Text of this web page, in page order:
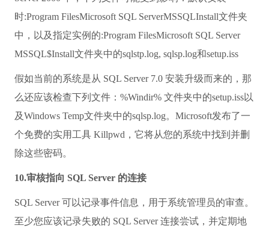
时:Program FilesMicrosoft SQL ServerMSSQLInstall文件夹
中，以及指定实例的:Program FilesMicrosoft SQL Server
MSSQL$Install文件夹中的sqlstp.log, sqlsp.log和setup.iss
假如当前的系统是从 SQL Server 7.0 安装升级而来的，那
么还应该检查下列文件：%Windir% 文件夹中的setup.iss以
及Windows Temp文件夹中的sqlsp.log。Microsoft发布了一
个免费的实用工具 Killpwd，它将从您的系统中找到并删
除这些密码。
10.审核指向 SQL Server 的连接
SQL Server 可以记录事件信息，用于系统管理员的审查。
至少您应该记录失败的 SQL Server 连接尝试，并定期地